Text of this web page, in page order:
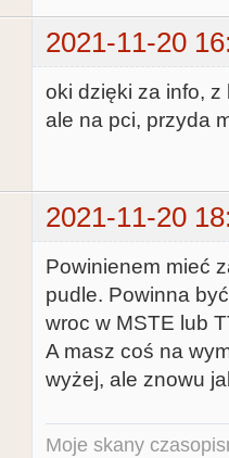
2021-11-20
oki dzięki za info, z
ale na pci, przyda
2021-11-20
Powinienem mieć
pudle. Powinna
wroc w MSTE lub
A masz coś na
wyżej, ale znowu
Moje skany